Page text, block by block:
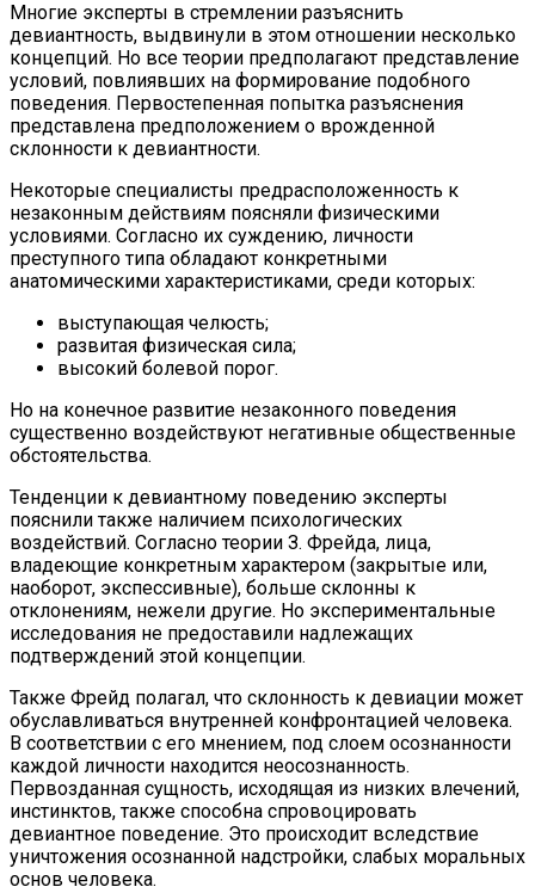
Многие эксперты в стремлении разъяснить
девиантность, выдвинули в этом отношении несколько
концепций. Но все теории предполагают представление
условий, повлиявших на формирование подобного
поведения. Первостепенная попытка разъяснения
представлена предположением о врожденной
склонности к девиантности.
Некоторые специалисты предрасположенность к
незаконным действиям поясняли физическими
условиями. Согласно их суждению, личности
преступного типа обладают конкретными
анатомическими характеристиками, среди которых:
выступающая челюсть;
развитая физическая сила;
высокий болевой порог.
Но на конечное развитие незаконного поведения
существенно воздействуют негативные общественные
обстоятельства.
Тенденции к девиантному поведению эксперты
пояснили также наличием психологических
воздействий. Согласно теории З. Фрейда, лица,
владеющие конкретным характером (закрытые или,
наоборот, экспессивные), больше склонны к
отклонениям, нежели другие. Но экспериментальные
исследования не предоставили надлежащих
подтверждений этой концепции.
Также Фрейд полагал, что склонность к девиации может
обуславливаться внутренней конфронтацией человека.
В соответствии с его мнением, под слоем осознанности
каждой личности находится неосознанность.
Первозданная сущность, исходящая из низких влечений,
инстинктов, также способна спровоцировать
девиантное поведение. Это происходит вследствие
уничтожения осознанной надстройки, слабых моральных
основ человека.